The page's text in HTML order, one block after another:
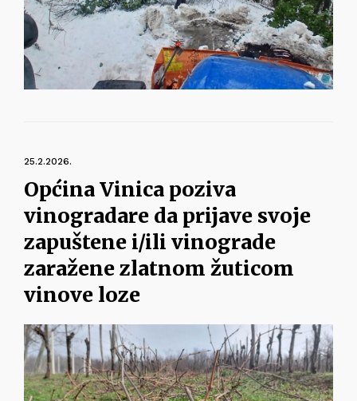
25.2.2026.
Općina Vinica poziva
vinogradare da prijave svoje
zapuštene i/ili vinograde
zaražene zlatnom žuticom
vinove loze